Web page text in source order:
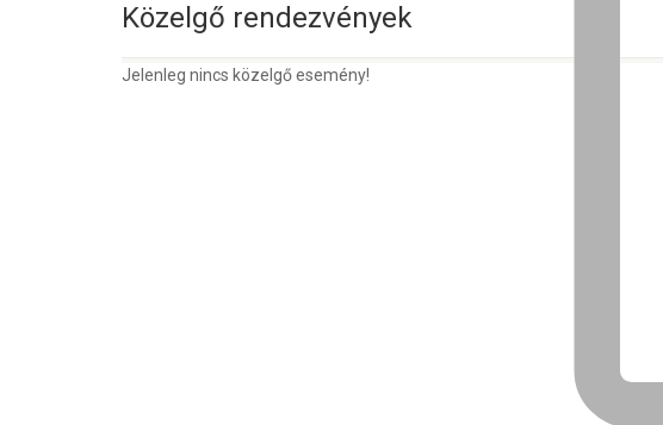
Közelgő rendezvények
Jelenleg nincs közelgő esemény!